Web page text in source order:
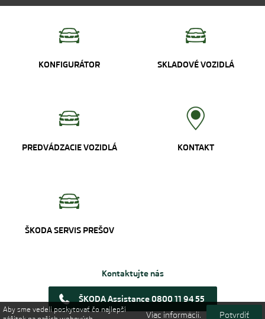
KONFIGURÁTOR SKLADOVÉ VOZIDLÁ
PREDVÁDZACIE VOZIDLÁ KONTAKT
ŠKODA SERVIS PREŠOV
Kontaktujte nás
ŠKODA Assistance 0800 11 94 55
Aby sme vedeli poskytovať čo najlepší
Viac informácií. Potvrdiť